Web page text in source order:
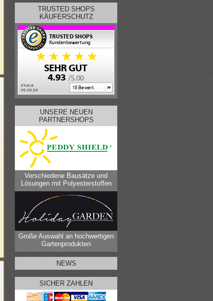
TRUSTED SHOPS
KÄUFERSCHUTZ
UNSERE NEUEN
PARTNERSHOPS
Verschiedene Bausätze und
Lösungen mit Polyesterstoffen
Große Auswahl an hochwertigen
Gartenprodukten
NEWS
SICHER ZAHLEN